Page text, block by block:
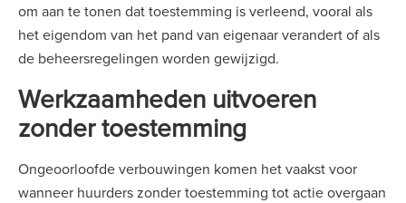
om aan te tonen dat toestemming is verleend, vooral als
het eigendom van het pand van eigenaar verandert of als
de beheersregelingen worden gewijzigd.
Werkzaamheden uitvoeren
zonder toestemming
Ongeoorloofde verbouwingen komen het vaakst voor
wanneer huurders zonder toestemming tot actie overgaan